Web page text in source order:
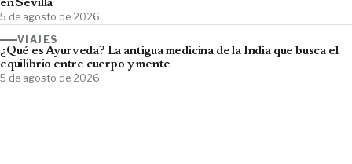
en Sevilla
5 de agosto de 2026
VIAJES
¿Qué es Ayurveda? La antigua medicina de la India que busca el
equilibrio entre cuerpo y mente
5 de agosto de 2026